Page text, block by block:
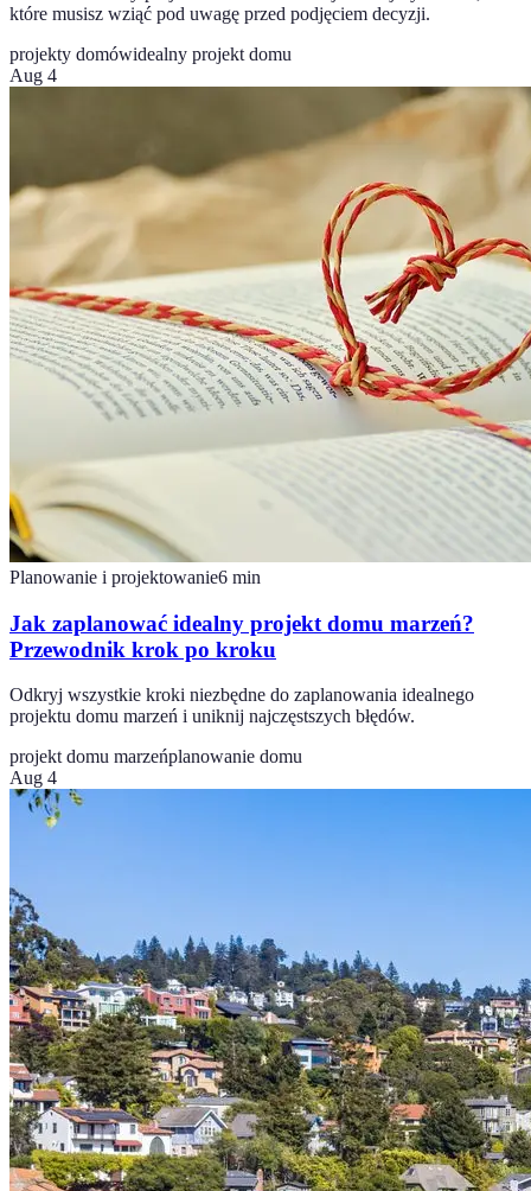
które musisz wziąć pod uwagę przed podjęciem decyzji.
projekty domówidealny projekt domu
Aug 4
Planowanie i projektowanie6 min
Jak zaplanować idealny projekt domu marzeń?
Przewodnik krok po kroku
Odkryj wszystkie kroki niezbędne do zaplanowania idealnego
projektu domu marzeń i uniknij najczęstszych błędów.
projekt domu marzeńplanowanie domu
Aug 4